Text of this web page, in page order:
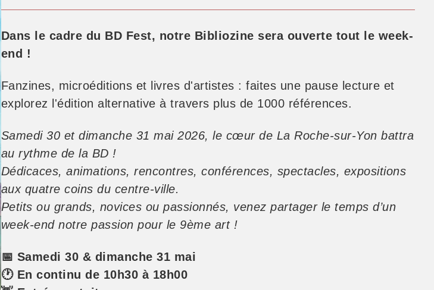
Dans le cadre du BD Fest, notre Bibliozine sera ouverte tout le week-
end !
Fanzines, microéditions et livres d'artistes : faites une pause lecture et
explorez l'édition alternative à travers plus de 1000 références.
Samedi 30 et dimanche 31 mai 2026, le cœur de La Roche-sur-Yon battra
au rythme de la BD !
Dédicaces, animations, rencontres, conférences, spectacles, expositions
aux quatre coins du centre-ville.
Petits ou grands, novices ou passionnés, venez partager le temps d’un
week-end notre passion pour le 9ème art !
📅 Samedi 30 & dimanche 31 mai
🕐 En continu de 10h30 à 18h00